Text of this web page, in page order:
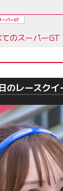
ーパーGT
のスーパー
のレースクイ